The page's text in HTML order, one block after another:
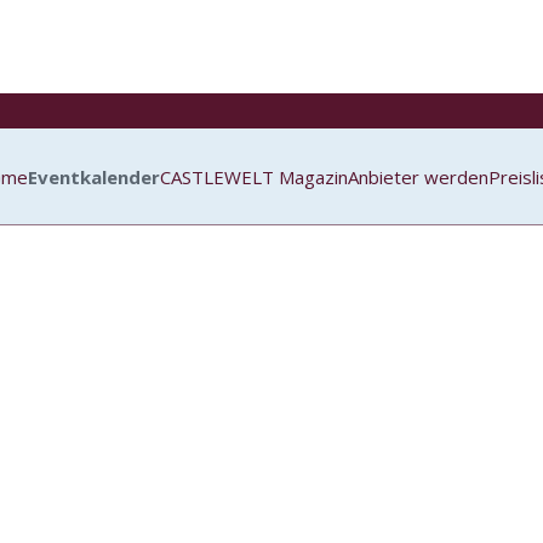
EventkalenderCASTLEWELT MagazinAnbieter werden